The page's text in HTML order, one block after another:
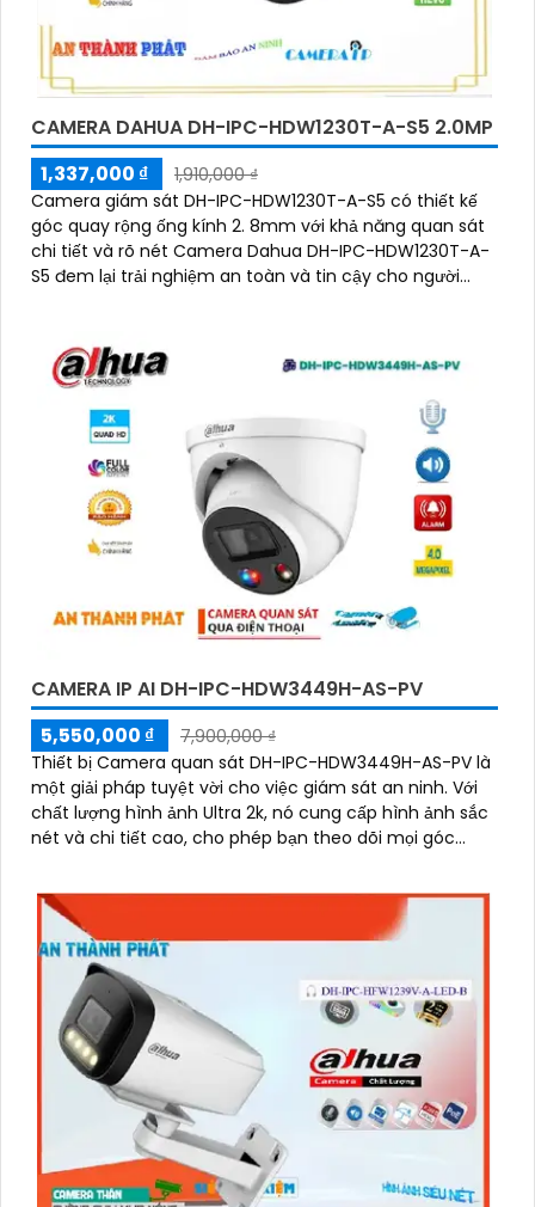
CAMERA DAHUA DH-IPC-HDW1230T-A-S5 2.0MP
1,337,000 ₫
1,910,000 ₫
Camera giám sát DH-IPC-HDW1230T-A-S5 có thiết kế
góc quay rộng ống kính 2. 8mm với khả năng quan sát
chi tiết và rõ nét Camera Dahua DH-IPC-HDW1230T-A-
S5 đem lại trải nghiệm an toàn và tin cậy cho người
an ninh cho gia đình, cửa hàng hoặc doanh nghiệpThiết
bị Camera giá rẻ DH-IPC-HDW1230T-A-S5 là lựa chọn
tốt cho việc lắp đặt tại văn phòng, cửa hàng, hoặc công
CAMERA IP AI DH-IPC-HDW3449H-AS-PV
5,550,000 ₫
7,900,000 ₫
Thiết bị Camera quan sát DH-IPC-HDW3449H-AS-PV là
một giải pháp tuyệt vời cho việc giám sát an ninh. Với
chất lượng hình ảnh Ultra 2k, nó cung cấp hình ảnh sắc
nét và chi tiết cao, cho phép bạn theo dõi mọi góc